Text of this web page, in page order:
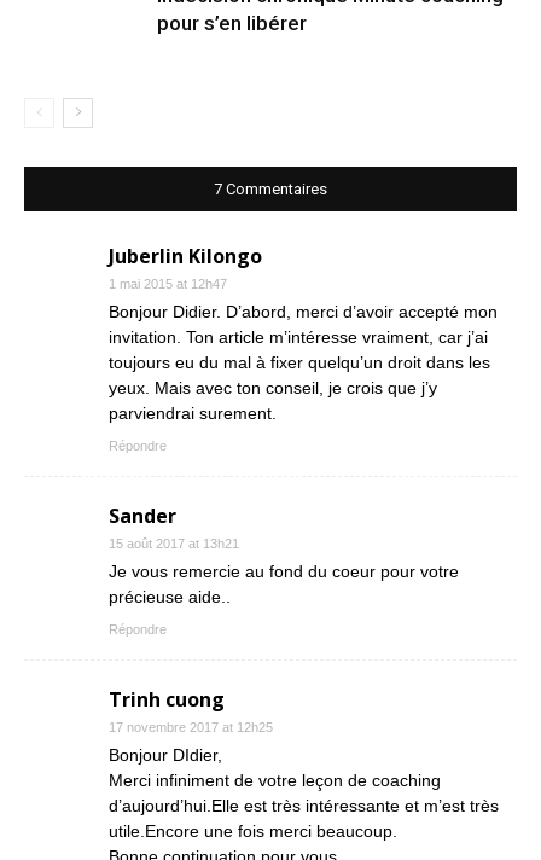
pour s’en libérer
7 Commentaires
Juberlin Kilongo
1 mai 2015 at 12h47
Bonjour Didier. D’abord, merci d’avoir accepté mon
invitation. Ton article m’intéresse vraiment, car j’ai
toujours eu du mal à fixer quelqu’un droit dans les
yeux. Mais avec ton conseil, je crois que j’y
parviendrai surement.
Répondre
Sander
15 août 2017 at 13h21
Je vous remercie au fond du coeur pour votre
précieuse aide..
Répondre
Trinh cuong
17 novembre 2017 at 12h25
Bonjour DIdier,
Merci infiniment de votre leçon de coaching
d’aujourd’hui.Elle est très intéressante et m’est très
utile.Encore une fois merci beaucoup.